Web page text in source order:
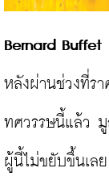
Bernard Buffet
หลังผ่านช่วงที่ร
ทศวรรษนี้แล้ว มู
ผู้นี้ไม่ขยับขึ้นเล